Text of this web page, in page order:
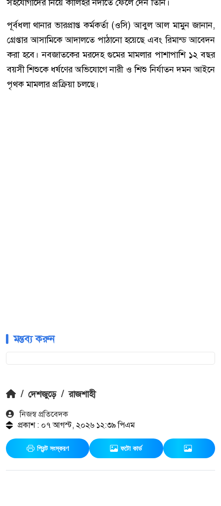
পূর্বধলা থানার ভারপ্রাপ্ত কর্মকর্তা (ওসি) আবুল আল মামুন জানান,
গ্রেপ্তার আসামিকে আদালতে পাঠানো হয়েছে এবং রিমান্ড আবেদন
করা হবে। নবজাতকের মরদেহ গুমের মামলার পাশাপাশি ১২ বছর
বয়সী শিশুকে ধর্ষণের অভিযোগে নারী ও শিশু নির্যাতন দমন আইনে
পৃথক মামলার প্রক্রিয়া চলছে।
মন্তব্য করুন
/ দেশজুড়ে / রাজশাহী
নিজস্ব প্রতিবেদক
প্রকাশ : ০৭ আগস্ট, ২০২৬ ১২:৩৯ পিএম
প্রিন্ট সংস্করণ ফটো কার্ড